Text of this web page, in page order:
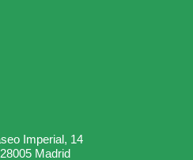
Imperial, 14
28005 Madrid